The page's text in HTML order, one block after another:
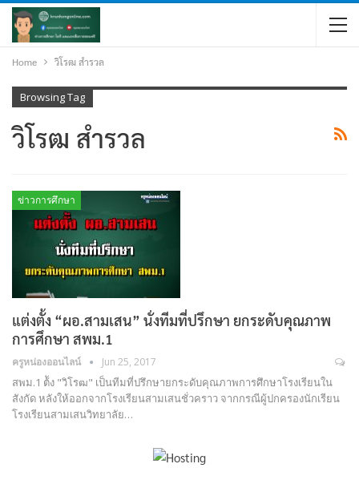
Home วิโรฒ สำรวล
Browsing Tag
วิโรฒ สำรวล
ข่าวการศึกษา
แต่งตั้ง “ผอ.สามเสน” นั่งทีมที่ปรึกษา ยกระดับคุณภาพ
การศึกษา สพม.1
ครูหน่องออนไลน์ Jun 25, 2017
สพม.1 ต้ัง "วิโรฒ" เป็นทีมที่ปรึกษายกระดับคุณภาพการศึกษาโรงเรียนใน
สังกัด หลังให้ออกจากโรงเรียนสามเสนชั่วคราว จากกรณีผู้ปกครองนักเรียน
โรงเรียนสามเสนวิทยาลัย…